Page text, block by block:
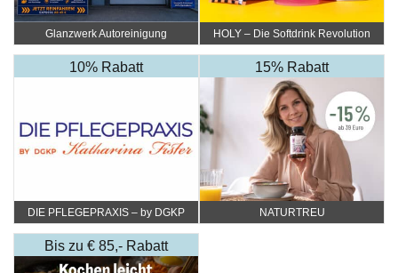
Glanzwerk Autoreinigung HOLY – Die Softdrink Revolution
10% Rabatt
DIE PFLEGEPRAXIS – by DGKP
15% Rabatt
NATURTREU
Bis zu € 85,- Rabatt